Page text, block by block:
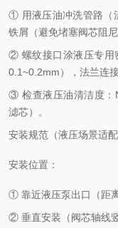
① 用液压油冲洗管路（
铁屑（避免堵塞阀芯阻尼
② 螺纹接口涂液压专用
0.1~0.2mm），法兰连
③ 检查液压油清洁度：
滤芯）。
安装规范（液压场景适配
安装位置：
① 靠近液压泵出口（距
② 垂直安装（阀芯轴线